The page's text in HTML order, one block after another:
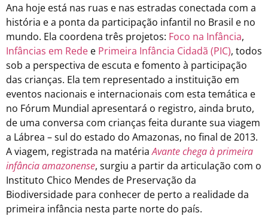
Ana hoje está nas ruas e nas estradas conectada com a
história e a ponta da participação infantil no Brasil e no
mundo. Ela coordena três projetos: Foco na Infância,
Infâncias em Rede e Primeira Infância Cidadã (PIC), todos
sob a perspectiva de escuta e fomento à participação
das crianças. Ela tem representado a instituição em
eventos nacionais e internacionais com esta temática e
no Fórum Mundial apresentará o registro, ainda bruto,
de uma conversa com crianças feita durante sua viagem
a Lábrea – sul do estado do Amazonas, no final de 2013.
A viagem, registrada na matériaAvante chega à primeira
infância amazonense, surgiu a partir da articulação com o
Instituto Chico Mendes de Preservação da
Biodiversidade para conhecer de perto a realidade da
primeira infância nesta parte norte do país.